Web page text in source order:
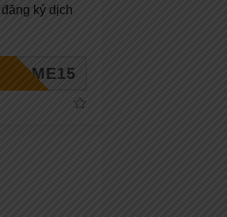
đăng ký dịch